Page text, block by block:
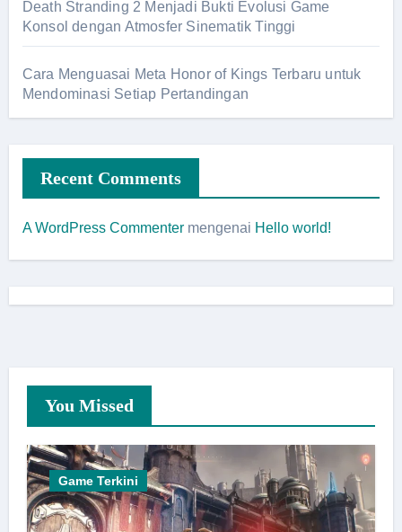
Death Stranding 2 Menjadi Bukti Evolusi Game
Konsol dengan Atmosfer Sinematik Tinggi
Cara Menguasai Meta Honor of Kings Terbaru untuk
Mendominasi Setiap Pertandingan
Recent Comments
A WordPress Commentermengenai Hello world!
You Missed
Game Terkini